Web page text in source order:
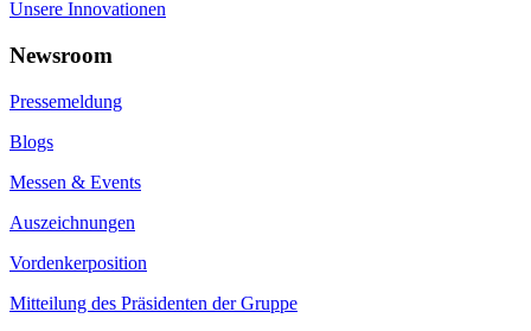
Unsere Innovationen
Newsroom
Pressemeldung
Blogs
Messen & Events
Auszeichnungen
Vordenkerposition
Mitteilung des Präsidenten der Gruppe